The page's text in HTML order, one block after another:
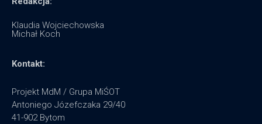
Klaudia Wojciechowska
Michał Koch
Kontakt:
Projekt MdM / Grupa MiŚOT
Antoniego Józefczaka 29/40
41-902 Bytom